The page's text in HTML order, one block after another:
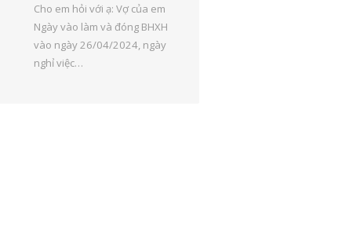
Cho em hỏi với ạ: Vợ của em
Ngày vào làm và đóng BHXH
vào ngày 26/04/2024, ngày
nghỉ việc…